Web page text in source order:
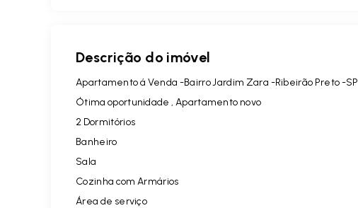
Descrição do imóvel
Apartamento á Venda -Bairro Jardim Zara -Ribeirão Preto -SP
Ótima oportunidade , Apartamento novo
2 Dormitórios
Banheiro
Sala
Cozinha com Armários
Área de serviço